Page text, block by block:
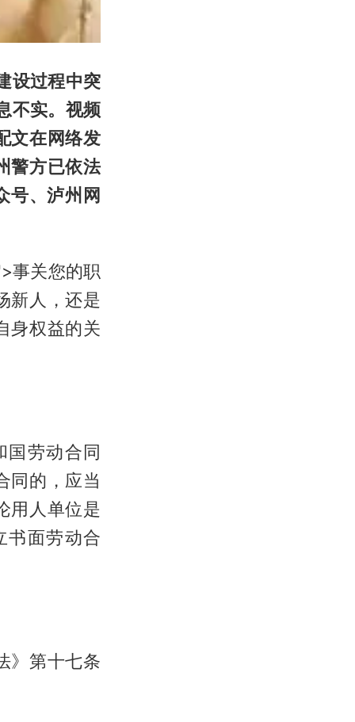
设过程中突
不实。视频
文在网络发
警方已依法
号、泸州网
事关您的职
新人，还是
身权益的关
劳动合同
同的，应当
用人单位是
书面劳动合
》第十七条